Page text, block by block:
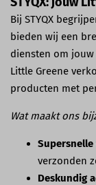
Bij STYQX
bieden wij een
diensten om
Little Greene
producten met
Wat maakt ons
verzonden
Deskundig